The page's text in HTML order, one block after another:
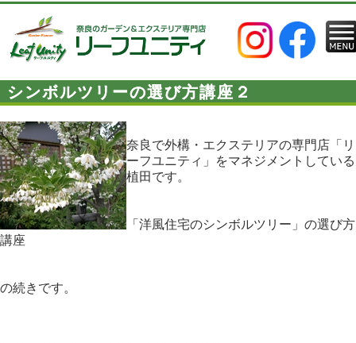
シンボルツリーの選び方講座２
奈良で外構・エクステリアの専門店「リ
ーフユニティ」をマネジメントしている
植田です。
「洋風住宅のシンボルツリー」の選び方
講座
の続きです。